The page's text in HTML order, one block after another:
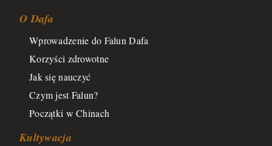
O Dafa
Wprowadzenie do Falun Dafa
Korzyści zdrowotne
Jak się nauczyć
Czym jest Falun?
Początki w Chinach
Kultywacja